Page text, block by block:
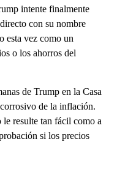
intente finalmente
con su nombre
esta vez como un
o los ahorros del
de Trump en la Casa
de la inflación.
resulte tan fácil como a
si los precios